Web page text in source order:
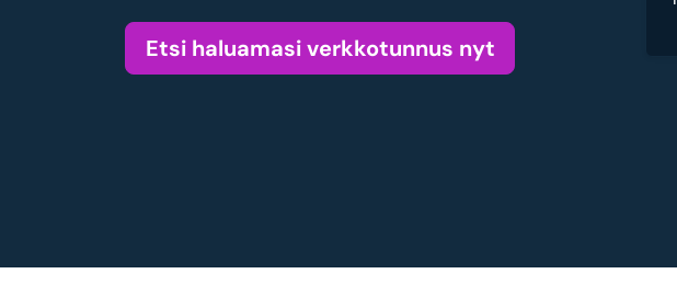
Etsi haluamasi verkkotunnus nyt